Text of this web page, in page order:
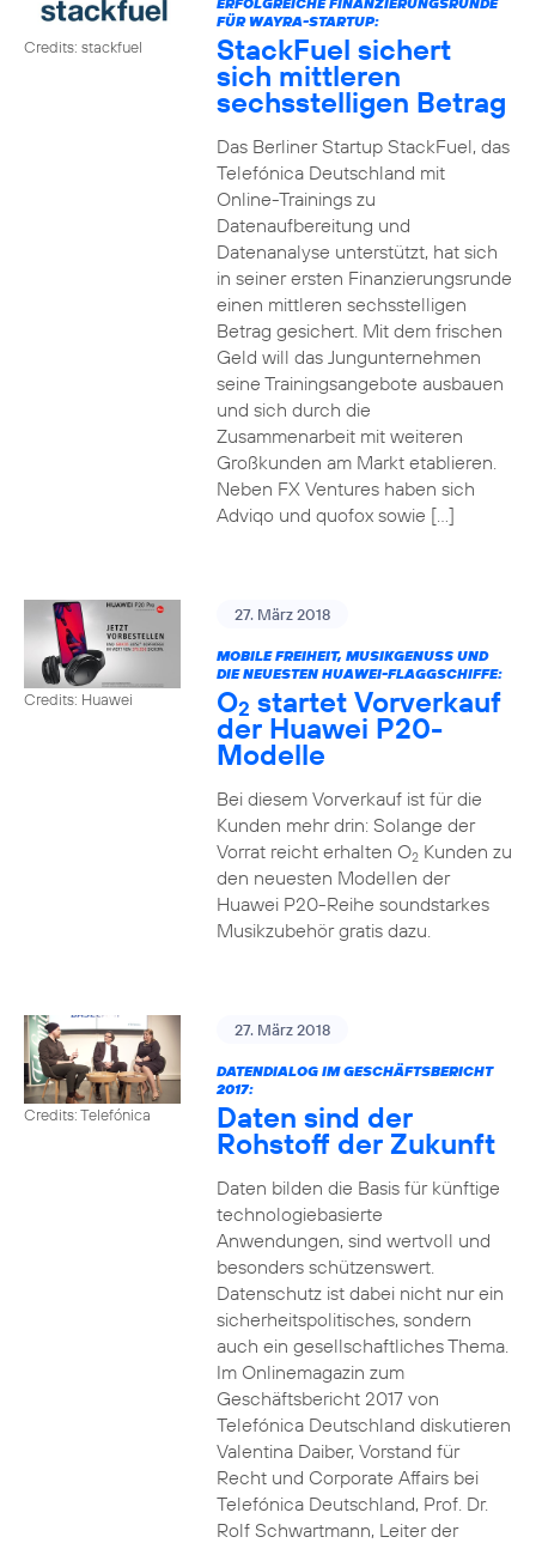
Credits: stackfuel
FÜR WAYRA-STARTUP:
StackFuel sichert
sich mittleren
sechsstelligen Betrag
Das Berliner Startup StackFuel, das
Telefónica Deutschland mit
Online-Trainings zu
Datenaufbereitung und
Datenanalyse unterstützt, hat sich
in seiner ersten Finanzierungsrunde
einen mittleren sechsstelligen
Betrag gesichert. Mit dem frischen
Geld will das Jungunternehmen
seine Trainingsangebote ausbauen
und sich durch die
Zusammenarbeit mit weiteren
Großkunden am Markt etablieren.
Neben FX Ventures haben sich
Adviqo und quofox sowie […]
Credits: Huawei
27. März 2018
MOBILE FREIHEIT, MUSIKGENUSS UND
DIE NEUESTEN HUAWEI-FLAGGSCHIFFE:
O2 startet Vorverkauf
der Huawei P20-
Modelle
Bei diesem Vorverkauf ist für die
Kunden mehr drin: Solange der
Vorrat reicht erhalten O2Kunden zu
den neuesten Modellen der
Huawei P20-Reihe soundstarkes
Musikzubehör gratis dazu.
Credits: Telefónica
27. März 2018
DATENDIALOG IM GESCHÄFTSBERICHT
2017:
Daten sind der
Rohstoff der Zukunft
Daten bilden die Basis für künftige
technologiebasierte
Anwendungen, sind wertvoll und
besonders schützenswert.
Datenschutz ist dabei nicht nur ein
sicherheitspolitisches, sondern
auch ein gesellschaftliches Thema.
Im Onlinemagazin zum
Geschäftsbericht 2017 von
Telefónica Deutschland diskutieren
Valentina Daiber, Vorstand für
Recht und Corporate Affairs bei
Telefónica Deutschland, Prof. Dr.
Rolf Schwartmann, Leiter der